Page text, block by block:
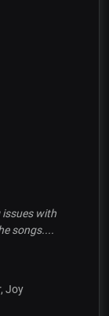
issues with
songs....
Joy